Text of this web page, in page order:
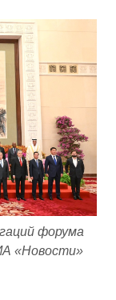
форума
«Новости»